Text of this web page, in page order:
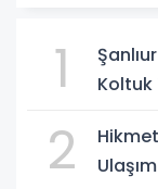
1
Koltuk
2